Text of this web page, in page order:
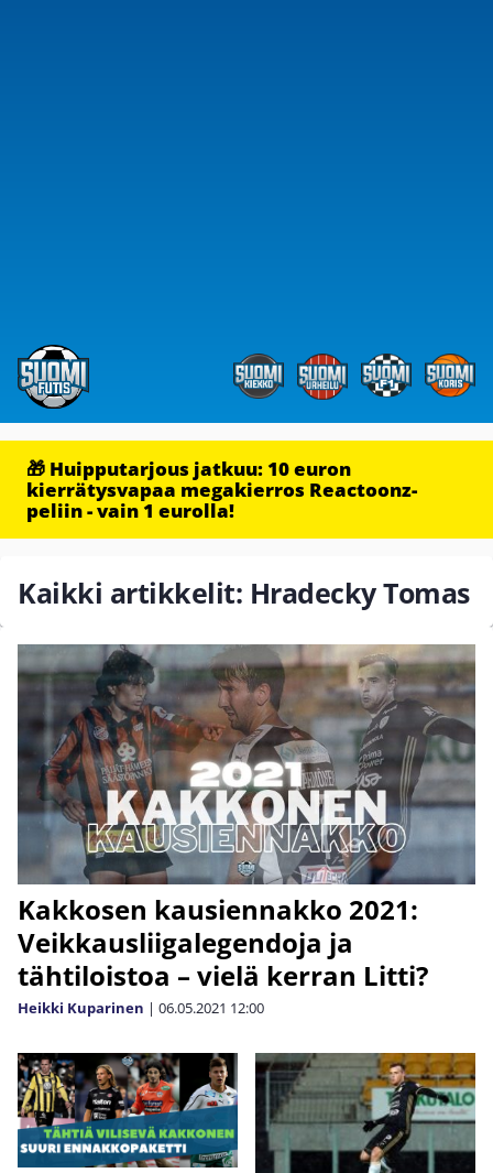
🎁 Huipputarjous jatkuu: 10 euron
kierrätysvapaa megakierros Reactoonz-
peliin - vain 1 eurolla!
Kaikki artikkelit: Hradecky Tomas
Kakkosen kausiennakko 2021:
Veikkausliigalegendoja ja
tähtiloistoa – vielä kerran Litti?
Heikki Kuparinen | 06.05.2021 12:00